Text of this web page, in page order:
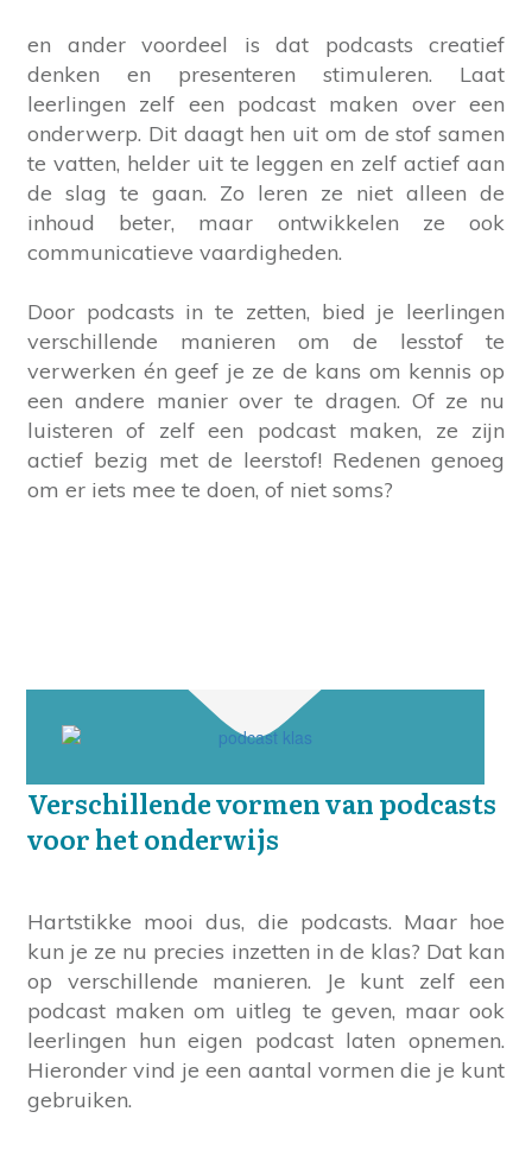
en ander voordeel is dat podcasts creatief
denken en presenteren stimuleren. Laat
leerlingen zelf een podcast maken over een
onderwerp. Dit daagt hen uit om de stof samen
te vatten, helder uit te leggen en zelf actief aan
de slag te gaan. Zo leren ze niet alleen de
inhoud beter, maar ontwikkelen ze ook
communicatieve vaardigheden.
Door podcasts in te zetten, bied je leerlingen
verschillende manieren om de lesstof te
verwerken én geef je ze de kans om kennis op
een andere manier over te dragen. Of ze nu
luisteren of zelf een podcast maken, ze zijn
actief bezig met de leerstof! Redenen genoeg
om er iets mee te doen, of niet soms?
Verschillende vormen van podcasts
voor het onderwijs
Hartstikke mooi dus, die podcasts. Maar hoe
kun je ze nu precies inzetten in de klas? Dat kan
op verschillende manieren. Je kunt zelf een
podcast maken om uitleg te geven, maar ook
leerlingen hun eigen podcast laten opnemen.
Hieronder vind je een aantal vormen die je kunt
gebruiken.